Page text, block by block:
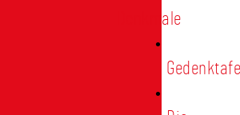
Denkmale